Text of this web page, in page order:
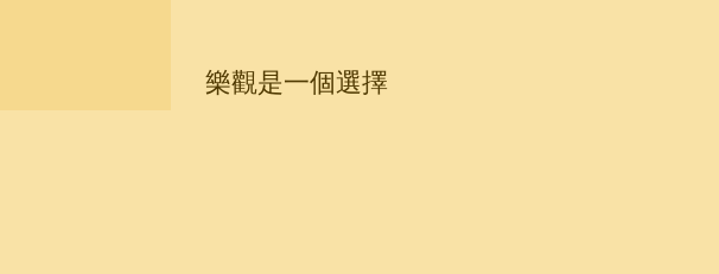
樂觀是一個選擇